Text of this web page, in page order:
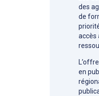
des
de
accès
en